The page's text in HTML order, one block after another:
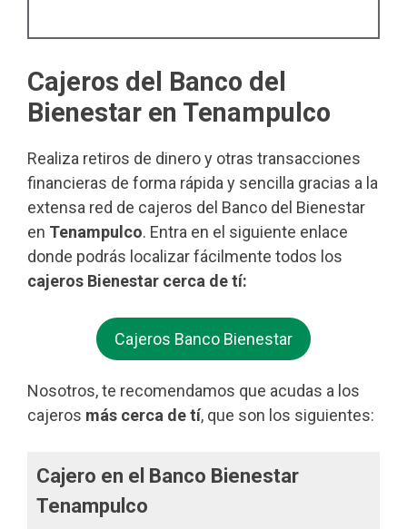
Cajeros del Banco del
Bienestar en Tenampulco
Realiza retiros de dinero y otras transacciones
financieras de forma rápida y sencilla gracias a la
extensa red de cajeros del Banco del Bienestar
en Tenampulco. Entra en el siguiente enlace
donde podrás localizar fácilmente todos los
cajeros Bienestar cerca de tí:
Cajeros Banco Bienestar
Nosotros, te recomendamos que acudas a los
cajeros más cerca de tí, que son los siguientes:
Cajero en el Banco Bienestar
Tenampulco